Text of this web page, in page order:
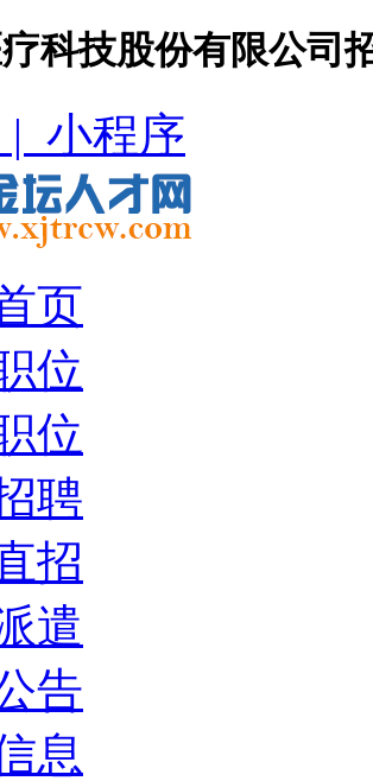
科技股份有限公司
小程序
页
位
位
聘
招
遣
告
息